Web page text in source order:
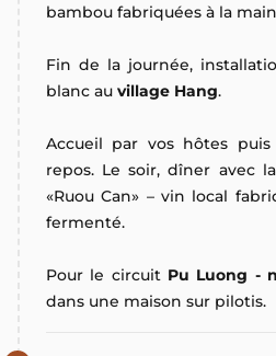
bambou fabriquées à la
Fin de la journée,
blanc au village Hang.
Accueil par vos hôtes
repos. Le soir, dîner avec
«Ruou Can» – vin local
fermenté.
Pour le circuit Pu Luong -
dans une maison sur pilotis.